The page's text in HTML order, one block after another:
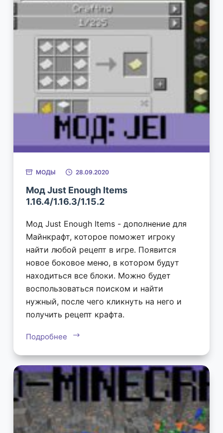
МОДЫ 28.09.2020
Мод Just Enough Items
1.16.4/1.16.3/1.15.2
Мод Just Enough Items - дополнение для
Майнкрафт, которое поможет игроку
найти любой рецепт в игре. Появится
новое боковое меню, в котором будут
находиться все блоки. Можно будет
воспользоваться поиском и найти
нужный, после чего кликнуть на него и
получить рецепт крафта.
Подробнее